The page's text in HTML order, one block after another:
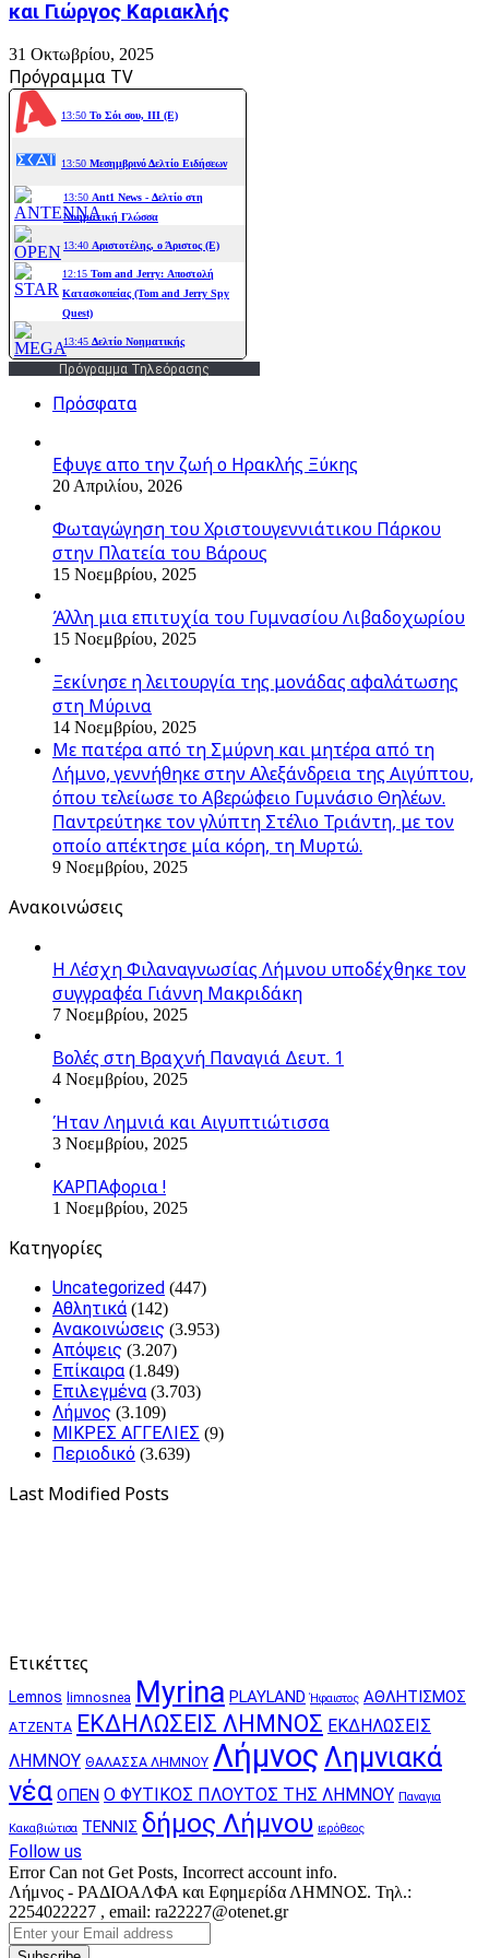
και Γιώργος Καριακλής
31 Οκτωβρίου, 2025
Πρόγραμμα TV
Πρόγραμμα Τηλεόρασης
Πρόσφατα
Εφυγε απο την ζωή o Ηρακλής Ξύκης
20 Απριλίου, 2026
Φωταγώγηση του Χριστουγεννιάτικου Πάρκου
στην Πλατεία του Βάρους
15 Νοεμβρίου, 2025
Άλλη μια επιτυχία του Γυμνασίου Λιβαδοχωρίου
15 Νοεμβρίου, 2025
Ξεκίνησε η λειτουργία της μονάδας αφαλάτωσης
στη Μύρινα
14 Νοεμβρίου, 2025
Με πατέρα από τη Σμύρνη και μητέρα από τη
Λήμνο, γεννήθηκε στην Αλεξάνδρεια της Αιγύπτου,
όπου τελείωσε το Αβερώφειο Γυμνάσιο Θηλέων.
Παντρεύτηκε τον γλύπτη Στέλιο Τριάντη, με τον
οποίο απέκτησε μία κόρη, τη Μυρτώ.
9 Νοεμβρίου, 2025
Ανακοινώσεις
Η Λέσχη Φιλαναγνωσίας Λήμνου υποδέχθηκε τον
συγγραφέα Γιάννη Μακριδάκη
7 Νοεμβρίου, 2025
Βολές στη Βραχνή Παναγιά Δευτ. 1
4 Νοεμβρίου, 2025
Ήταν Λημνιά και Αιγυπτιώτισσα
3 Νοεμβρίου, 2025
ΚΑΡΠΑφορια !
1 Νοεμβρίου, 2025
Kατηγορίες
Uncategorized (447)
Αθλητικά (142)
Ανακοινώσεις (3.953)
Απόψεις (3.207)
Επίκαιρα (1.849)
Επιλεγμένα (3.703)
Λήμνος (3.109)
ΜΙΚΡΕΣ ΑΓΓΕΛΙΕΣ (9)
Περιοδικό (3.639)
Last Modified Posts
Ετικέττες
Lemnos limnosnea Myrina PLAYLAND Ήφαιστος ΑΘΛΗΤΙΣΜΟΣ
ΑΤΖΕΝΤΑ ΕΚΔΗΛΩΣΕΙΣ ΛΗΜΝΟΣ ΕΚΔΗΛΩΣΕΙΣ
ΛΗΜΝΟΥ ΘΑΛΑΣΣΑ ΛΗΜΝΟΥ Λήμνος Λημνιακά
νέα ΟΠΕΝ Ο ΦΥΤΙΚΟΣ ΠΛΟΥΤΟΣ ΤΗΣ ΛΗΜΝΟΥ Παναγια
Κακαβιώτισα ΤΕΝΝΙΣ δήμος Λήμνου ιερόθεος
Follow us
Error Can not Get Posts, Incorrect account info.
Λήμνος - ΡΑΔΙΟΑΛΦΑ και Εφημερίδα ΛΗΜΝΟΣ. Τηλ.:
2254022227 , email: ra22227@otenet.gr
Enter
your